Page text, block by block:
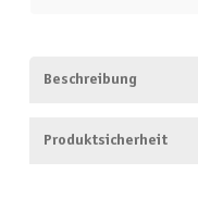
Beschreibung
Produktsicherheit